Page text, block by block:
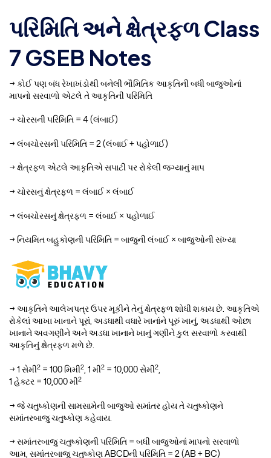
પરિમિતિ અને ક્ષેત્રફળ Class
7 GSEB Notes
→ કોઈ પણ બંધ રેખાખંડોથી બનેલી ભૌમિતિક આકૃતિની બધી બાજુઓનાં
માપનો સરવાળો એટલે તે આકૃતિની પરિમિતિ
→ ચોરસની પરિમિતિ = 4 (લંબાઈ)
→ લંબચોરસની પરિમિતિ = 2 (લંબાઈ + પહોળાઈ)
→ ક્ષેત્રફળ એટલે આકૃતિએ સપાટી પર રોકેલી જગ્યાનું માપ
→ ચોરસનું ક્ષેત્રફળ = લંબાઈ × લંબાઈ
→ લંબચોરસનું ક્ષેત્રફળ = લંબાઈ × પહોળાઈ
→ નિયમિત બહુકોણની પરિમિતિ = બાજુની લંબાઈ × બાજુઓની સંખ્યા
→ આકૃતિને આલેખપત્ર ઉપર મૂકીને તેનું ક્ષેત્રફળ શોધી શકાય છે. આકૃતિએ
રોકેલાં આખા ખાનાને પૂરાં, અડધાથી વધારે ખાનાંને પૂરું ખાનું, અડધાથી ઓછા
ખાનાને અવગણીને અને અડધા ખાનાને ખાનું ગણીને કુલ સરવાળો કરવાથી
આકૃતિનું ક્ષેત્રફળ મળે છે.
→ 1 સેમી2 = 100 મિમી2 , 1 મી2 = 10,000 સેમી2
1 હેક્ટર = 10,000 મી2
→ જે ચતુષ્કોણની સામસામેની બાજુઓ સમાંતર હોય તે ચતુષ્કોણને
સમાંતરબાજુ ચતુષ્કોણ કહેવાય.
→ સમાંતરબાજુ ચતુષ્કોણની પરિમિતિ = બધી બાજુઓનાં માપનો સરવાળો
આમ, સમાંતરબાજુ ચતુષ્કોણ ABCDની પરિમિતિ = 2 (AB + BC)